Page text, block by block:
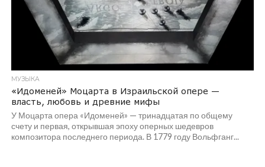
МУЗЫКА
«Идоменей» Моцарта в Израильской опере —
власть, любовь и древние мифы
У Моцарта опера «Идоменей» — тринадцатая по общему
счету и первая, открывшая эпоху оперных шедевров
композитора последнего периода. В 1779 году Вольфганг...